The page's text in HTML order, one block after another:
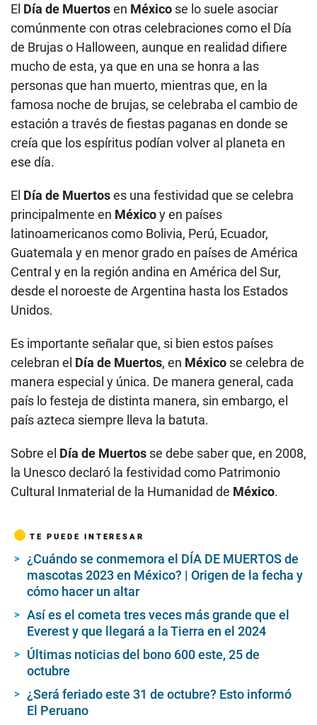
El Día de Muertosen México se lo suele asociar
comúnmente con otras celebraciones como el Día
de Brujas o Halloween, aunque en realidad difiere
mucho de esta, ya que en una se honra a las
personas que han muerto, mientras que, en la
famosa noche de brujas, se celebraba el cambio de
estación a través de fiestas paganas en donde se
creía que los espíritus podían volver al planeta en
ese día.
El Día de Muertoses una festividad que se celebra
principalmente en Méxicoy en países
latinoamericanos como Bolivia, Perú, Ecuador,
Guatemala y en menor grado en países de América
Central y en la región andina en América del Sur,
desde el noroeste de Argentina hasta los Estados
Unidos.
Es importante señalar que, si bien estos países
celebran el Día de Muertos, en México se celebra de
manera especial y única. De manera general, cada
país lo festeja de distinta manera, sin embargo, el
país azteca siempre lleva la batuta.
Sobre el Día de Muertos se debe saber que, en 2008,
la Unesco declaró la festividad como Patrimonio
Cultural Inmaterial de la Humanidad de México.
TE PUEDE INTERESAR
¿Cuándo se conmemora el DÍA DE MUERTOS de
mascotas 2023 en México? | Origen de la fecha y
cómo hacer un altar
Así es el cometa tres veces más grande que el
Everest y que llegará a la Tierra en el 2024
Últimas noticias del bono 600 este, 25 de
octubre
¿Será feriado este 31 de octubre? Esto informó
El Peruano